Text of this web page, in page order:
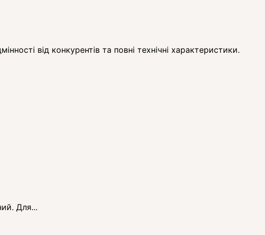
від конкурентів та повні технічні характеристики.
Для...